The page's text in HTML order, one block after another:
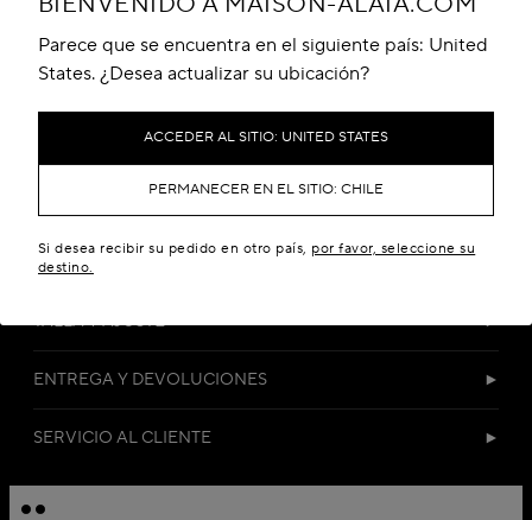
Parece que se encuentra en el siguiente país: United
States. ¿Desea actualizar su ubicación?
ACCEDER AL SITIO: UNITED STATES
PERMANECER EN EL SITIO: CHILE
Si desea recibir su pedido en otro país, por favor, seleccione su
destino.
MATERIALES Y CUIDADO
TALLA Y AJUSTE
ENTREGA Y DEVOLUCIONES
SERVICIO AL CLIENTE